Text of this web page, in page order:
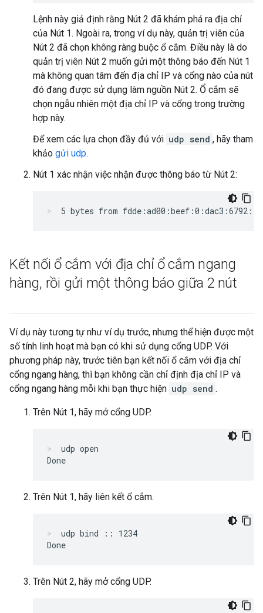
Lệnh này giả định rằng Nút 2 đã khám phá ra địa chỉ
của Nút 1. Ngoài ra, trong ví dụ này, quản trị viên của
Nút 2 đã chọn không ràng buộc ổ cắm. Điều này là do
quản trị viên Nút 2 muốn gửi một thông báo đến Nút 1
mà không quan tâm đến địa chỉ IP và cổng nào của nút
đó đang được sử dụng làm nguồn Nút 2. Ổ cắm sẽ
chọn ngẫu nhiên một địa chỉ IP và cổng trong trường
hợp này.
Để xem các lựa chọn đầy đủ với udp send , hãy tham
khảo gửi udp.
Nút 1 xác nhận việc nhận được thông báo từ Nút 2:
5 bytes from
Kết nối ổ cắm với địa chỉ ổ cắm ngang
hàng, rồi gửi một thông báo giữa 2 nút
Ví dụ này tương tự như ví dụ trước, nhưng thể hiện được một
số tính linh hoạt mà bạn có khi sử dụng cổng UDP. Với
phương pháp này, trước tiên bạn kết nối ổ cắm với địa chỉ
cổng ngang hàng, thì bạn không cần chỉ định địa chỉ IP và
cổng ngang hàng mỗi khi bạn thực hiện udp send .
Trên Nút 1, hãy mở cổng UDP.
udp open
Trên Nút 1, hãy liên kết ổ cắm.
udp bind :: 1234
Trên Nút 2, hãy mở cổng UDP.